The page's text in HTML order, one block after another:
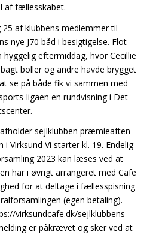
af fællesskabet.
af klubbens medlemmer til
nye J70 båd i besigtigelse. Flot
eftermiddag, hvor Cecillie
boller og andre havde brygget
se på både fik vi sammen med
ligaen en rundvisning i Det
sejlklubben præmieaften
Virksund Vi starter kl. 19. Endelig
2023 kan læses ved at
har i øvrigt arrangeret med Cafe
for at deltage i fællesspisning
(egen betaling).
virksundcafe.dk/sejlklubbens-
er påkrævet og sker ved at